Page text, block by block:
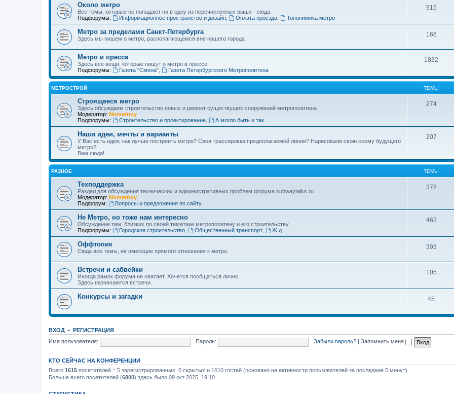
Около метро
Все темы, которые не попадают ни в одну из перечисленных выше - сюда.
Подфорумы:
Информационное пространство и дизайн, Оплата проезда, Топонимика метро
915
Метро за пределами Санкт-Петербурга
Здесь мы пишем о метро, располагающемся вне нашего города
166
Метро и пресса
Здесь все вещи, которые пишут о метро в прессе.
Подфорумы:
Газета "Смена", Газета Петербургского Метрополитена
1832
МЕТРОСТРОЙ ТЕМЫ
Строящееся метро
Здесь обсуждаем строительство новых и ремонт существущих сооружений метрополитена .
Модератор: Nomernoy
Подфорумы:
Строительство и проектирование, А могло быть и так...
274
Наши идеи, мечты и варианты
У Вас есть идея, как лучше построить метро? Своя трассировка предполагаемой линии? Нарисовали свою схему будущего
метро?
Вам сюда!
207
РАЗНОЕ ТЕМЫ
Техподдержка
Раздел для обсуждения технических и административных проблем форума subwaytalks.ru
Модератор: Nomernoy
Подфорум:
Вопросы и предложения по сайту
378
Не Метро, но тоже нам интересно
Обсуждение тем, близких по своей тематике метрополитену и его строительству.
Подфорумы:
Городское строительство, Общественный транспорт, Ж.д.
463
Оффтопик
Сюда все темы, не имеющие прямого отношения к метро.
393
Встречи и сабвейки
Иногда рамок форума не хватает. Хочется пообщаться лично.
Здесь назначаются встречи.
105
Конкурсы и загадки 45
ВХОД • РЕГИСТРАЦИЯ
Имя пользователя:
Пароль: Забыли пароль? Запомнить меня
КТО СЕЙЧАС НА КОНФЕРЕНЦИИ
Всего 1615 посетителей :: 5 зарегистрированных, 0 скрытых и 1610 гостей (основано на активности пользователей за последние 5 минут)
Больше всего посетителей (6800) здесь было 09 окт 2025, 19:10